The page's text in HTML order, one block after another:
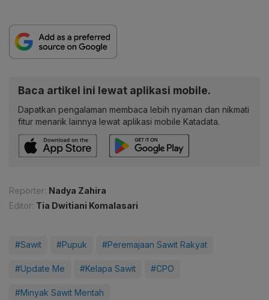
Baca artikel ini lewat aplikasi mobile.
Dapatkan pengalaman membaca lebih nyaman dan nikmati
fitur menarik lainnya lewat aplikasi mobile Katadata.
Reporter: Nadya Zahira
Editor: Tia Dwitiani Komalasari
#Sawit #Pupuk #Peremajaan Sawit Rakyat
#Update Me #Kelapa Sawit #CPO
#Minyak Sawit Mentah